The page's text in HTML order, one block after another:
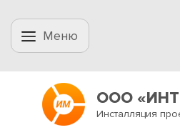
Меню
ООО
Инсталляция